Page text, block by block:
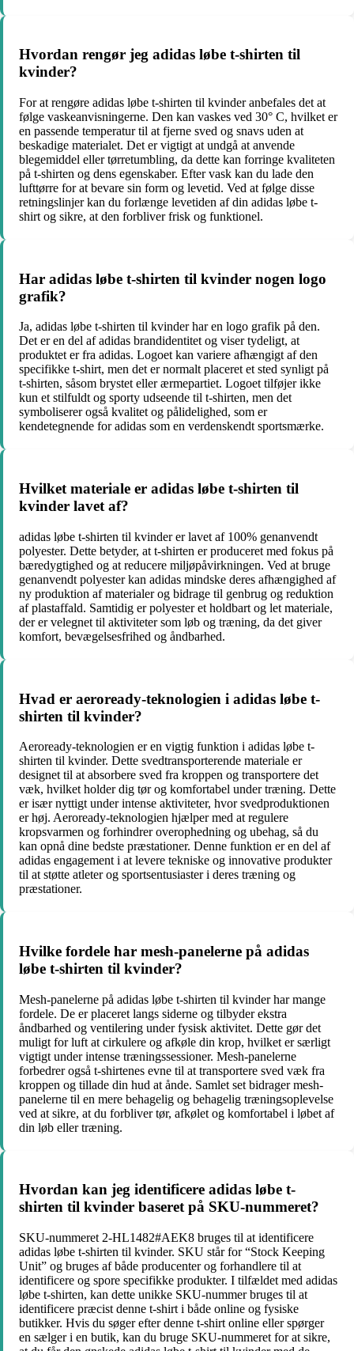
Hvordan rengør jeg adidas løbe t-shirten til
kvinder?
For at rengøre adidas løbe t-shirten til kvinder anbefales det at
følge vaskeanvisningerne. Den kan vaskes ved 30° C, hvilket er
en passende temperatur til at fjerne sved og snavs uden at
beskadige materialet. Det er vigtigt at undgå at anvende
blegemiddel eller tørretumbling, da dette kan forringe kvaliteten
på t-shirten og dens egenskaber. Efter vask kan du lade den
lufttørre for at bevare sin form og levetid. Ved at følge disse
retningslinjer kan du forlænge levetiden af din adidas løbe t-
shirt og sikre, at den forbliver frisk og funktionel.
Har adidas løbe t-shirten til kvinder nogen logo
grafik?
Ja, adidas løbe t-shirten til kvinder har en logo grafik på den.
Det er en del af adidas brandidentitet og viser tydeligt, at
produktet er fra adidas. Logoet kan variere afhængigt af den
specifikke t-shirt, men det er normalt placeret et sted synligt på
t-shirten, såsom brystet eller ærmepartiet. Logoet tilføjer ikke
kun et stilfuldt og sporty udseende til t-shirten, men det
symboliserer også kvalitet og pålidelighed, som er
kendetegnende for adidas som en verdenskendt sportsmærke.
Hvilket materiale er adidas løbe t-shirten til
kvinder lavet af?
adidas løbe t-shirten til kvinder er lavet af 100% genanvendt
polyester. Dette betyder, at t-shirten er produceret med fokus på
bæredygtighed og at reducere miljøpåvirkningen. Ved at bruge
genanvendt polyester kan adidas mindske deres afhængighed af
ny produktion af materialer og bidrage til genbrug og reduktion
af plastaffald. Samtidig er polyester et holdbart og let materiale,
der er velegnet til aktiviteter som løb og træning, da det giver
komfort, bevægelsesfrihed og åndbarhed.
Hvad er aeroready-teknologien i adidas løbe t-
shirten til kvinder?
Aeroready-teknologien er en vigtig funktion i adidas løbe t-
shirten til kvinder. Dette svedtransporterende materiale er
designet til at absorbere sved fra kroppen og transportere det
væk, hvilket holder dig tør og komfortabel under træning. Dette
er især nyttigt under intense aktiviteter, hvor svedproduktionen
er høj. Aeroready-teknologien hjælper med at regulere
kropsvarmen og forhindrer overophedning og ubehag, så du
kan opnå dine bedste præstationer. Denne funktion er en del af
adidas engagement i at levere tekniske og innovative produkter
til at støtte atleter og sportsentusiaster i deres træning og
præstationer.
Hvilke fordele har mesh-panelerne på adidas
løbe t-shirten til kvinder?
Mesh-panelerne på adidas løbe t-shirten til kvinder har mange
fordele. De er placeret langs siderne og tilbyder ekstra
åndbarhed og ventilering under fysisk aktivitet. Dette gør det
muligt for luft at cirkulere og afkøle din krop, hvilket er særligt
vigtigt under intense træningssessioner. Mesh-panelerne
forbedrer også t-shirtenes evne til at transportere sved væk fra
kroppen og tillade din hud at ånde. Samlet set bidrager mesh-
panelerne til en mere behagelig og behagelig træningsoplevelse
ved at sikre, at du forbliver tør, afkølet og komfortabel i løbet af
din løb eller træning.
Hvordan kan jeg identificere adidas løbe t-
shirten til kvinder baseret på SKU-nummeret?
SKU-nummeret 2-HL1482#AEK8 bruges til at identificere
adidas løbe t-shirten til kvinder. SKU står for “Stock Keeping
Unit” og bruges af både producenter og forhandlere til at
identificere og spore specifikke produkter. I tilfældet med adidas
løbe t-shirten, kan dette unikke SKU-nummer bruges til at
identificere præcist denne t-shirt i både online og fysiske
butikker. Hvis du søger efter denne t-shirt online eller spørger
en sælger i en butik, kan du bruge SKU-nummeret for at sikre,